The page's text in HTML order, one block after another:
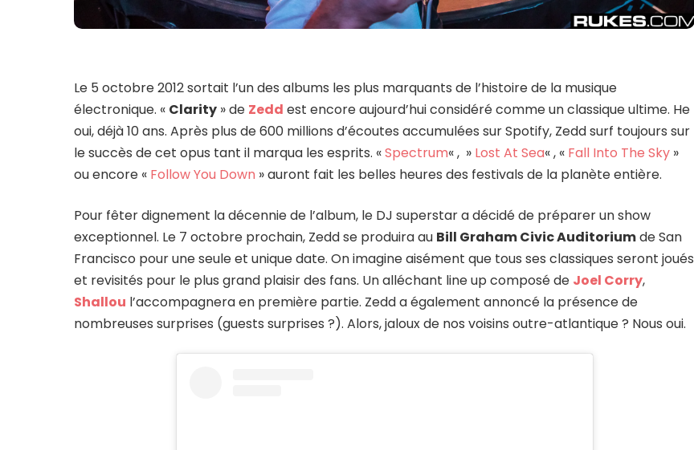
Le 5 octobre 2012 sortait l’un des albums les plus marquants de l’histoire de la musique
électronique. « Clarity » de Zedd est encore aujourd’hui considéré comme un classique ultime. He
oui, déjà 10 ans. Après plus de 600 millions d’écoutes accumulées sur Spotify, Zedd surf toujours sur
le succès de cet opus tant il marqua les esprits. «Spectrum« , » Lost At Sea« , « Fall Into The Sky »
ou encore « Follow You Down » auront fait les belles heures des festivals de la planète entière.
Pour fêter dignement la décennie de l’album, le DJ superstar a décidé de préparer un show
exceptionnel. Le 7 octobre prochain, Zedd se produira au Bill Graham Civic Auditoriumde San
Francisco pour une seule et unique date. On imagine aisément que tous ses classiques seront joués
et revisités pour le plus grand plaisir des fans. Un alléchant line up composé de Joel Corry,
Shallou l’accompagnera en première partie. Zedd a également annoncé la présence de
nombreuses surprises (guests surprises ?). Alors, jaloux de nos voisins outre-atlantique ? Nous oui.